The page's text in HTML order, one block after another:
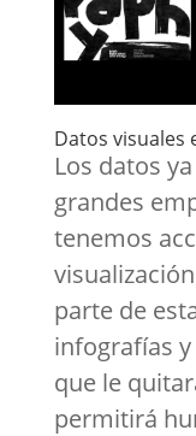
Datos visuales
Los datos
grandes
tenemos
parte de
infografías
que le
permitirá